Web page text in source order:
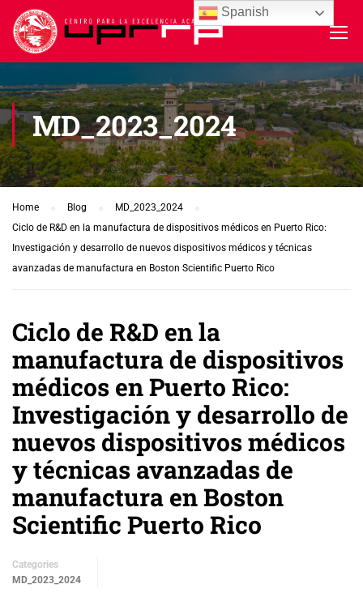
MD_2023_2024
Home Blog
MD_2023_2024
Ciclo de R&D en la manufactura de dispositivos médicos en Puerto Rico:
Investigación y desarrollo de nuevos dispositivos médicos y técnicas
avanzadas de manufactura en Boston Scientific Puerto Rico
Ciclo de R&D en la
manufactura de dispositivos
médicos en Puerto Rico:
Investigación y desarrollo de
nuevos dispositivos médicos
y técnicas avanzadas de
manufactura en Boston
Scientific Puerto Rico
Categories
MD_2023_2024
Spanish